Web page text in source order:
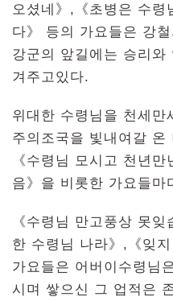
오셨네》,《초병은 수령
다》 등의 가요들은 강
강군의 앞길에는 승리와
겨주고있다.
위대한 수령님을 천세만
주의조국을 빛내여갈 온
《수령님 모시고 천년
음》을 비롯한 가요들마
《수령님 만고풍상 못
한 수령님 나라》,《잊
가요들은 어버이수령님
시며 쌓으신 그 업적은